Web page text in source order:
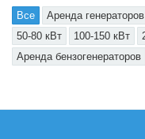
Все Аренда
50-80 кВт
100-150 кВт
Аренда бензогенераторов